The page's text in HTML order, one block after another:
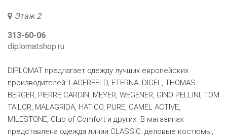
Этаж 2
313-60-06
diplomatshop.ru
DIPLOMAT предлагает одежду лучших европейских
производителей: LAGERFELD, ETERNA, DIGEL, THOMAS
BERGER, PIERRE CARDIN, MEYER, WEGENER, GINO PELLINI, TOM
TAILOR, MALAGRIDA, HATICO, PURE, CAMEL ACTIVE,
MILESTONE, Club of Comfort и других. В магазинах
представлена одежда линии CLASSIC: деловые костюмы,